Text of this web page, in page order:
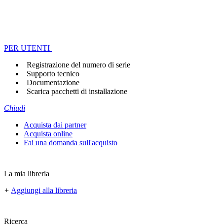
PER UTENTI
Registrazione del numero di serie
Supporto tecnico
Documentazione
Scarica pacchetti di installazione
Chiudi
Acquista dai partner
Acquista online
Fai una domanda sull'acquisto
La mia libreria
+ Aggiungi alla libreria
Ricerca